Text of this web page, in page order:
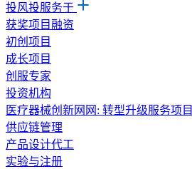
投风投服务于
获奖项目融资
初创项目
成长项目
创服专家
投资机构
医疗器械创新网网: 转型升级服务项目
供应链管理
产品设计代工
实验与注册